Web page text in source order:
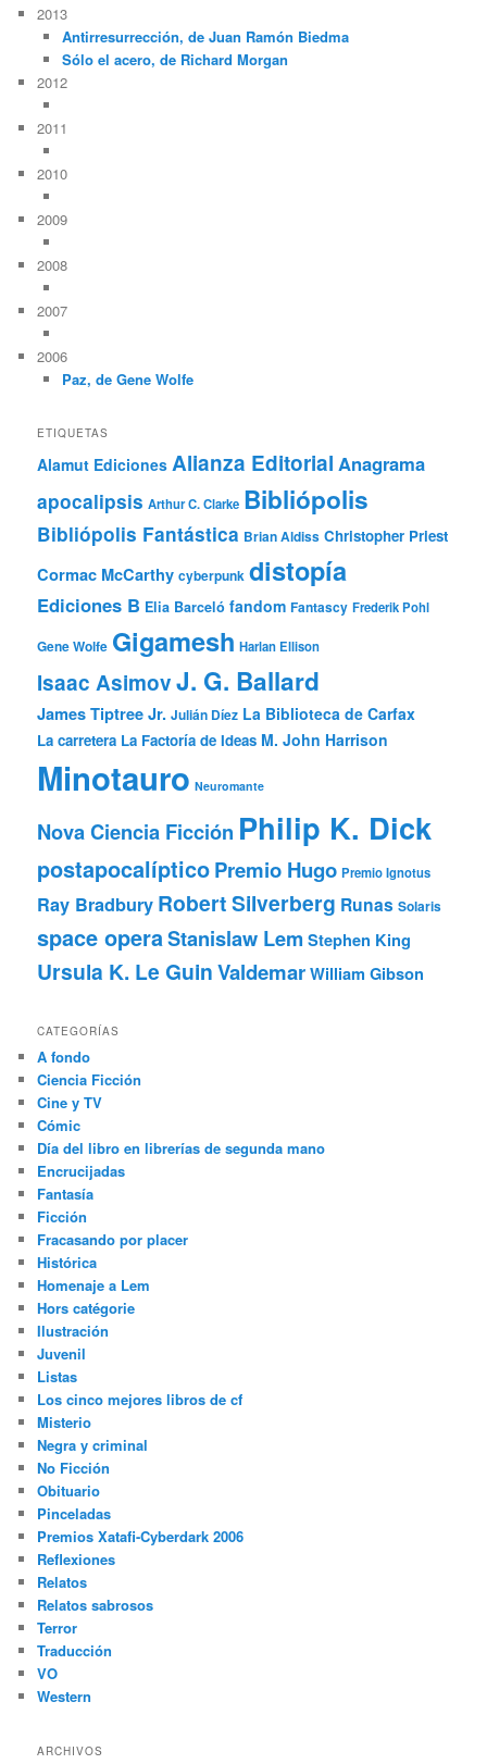
2013
Antirresurrección, de Juan Ramón Biedma
Sólo el acero, de Richard Morgan
2012
2011
2010
2009
2008
2007
2006
Paz, de Gene Wolfe
ETIQUETAS
Alamut Ediciones Alianza Editorial Anagrama
apocalipsis Arthur C. Clarke Bibliópolis
Bibliópolis Fantástica Brian Aldiss Christopher Priest
Cormac McCarthy cyberpunk distopía
Ediciones B Elia Barceló fandom Fantascy Frederik Pohl
Gene Wolfe Gigamesh Harlan Ellison
Isaac AsimovJ. G. Ballard
James Tiptree Jr. Julián Díez La Biblioteca de Carfax
La carretera La Factoría de Ideas M. John Harrison
Minotauro Neuromante
Nova Ciencia Ficción Philip K. Dick
postapocalípticoPremio Hugo Premio Ignotus
Ray Bradbury Robert Silverberg Runas Solaris
space operaStanislaw Lem Stephen King
Ursula K. Le GuinValdemarWilliam Gibson
CATEGORÍAS
A fondo
Ciencia Ficción
Cine y TV
Cómic
Día del libro en librerías de segunda mano
Encrucijadas
Fantasía
Ficción
Fracasando por placer
Histórica
Homenaje a Lem
Hors catégorie
Ilustración
Juvenil
Listas
Los cinco mejores libros de cf
Misterio
Negra y criminal
No Ficción
Obituario
Pinceladas
Premios Xatafi-Cyberdark 2006
Reflexiones
Relatos
Relatos sabrosos
Terror
Traducción
VO
Western
ARCHIVOS